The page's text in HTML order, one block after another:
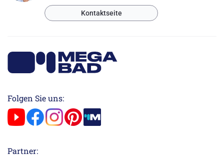
Kontaktseite
Folgen Sie uns:
Partner: